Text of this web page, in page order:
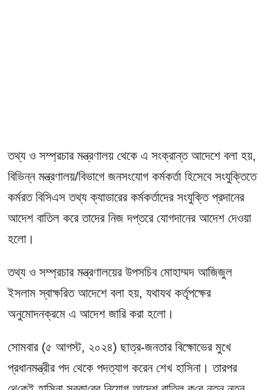
তথ্য ও সম্প্রচার মন্ত্রণালয় থেকে এ সংক্রান্ত আদেশে বলা হয়,
বিভিন্ন মন্ত্রণালয়/বিভাগে জনসংযোগ কর্মকর্তা হিসেবে সংযুক্তিতে
কর্মরত বিসিএস তথ্য ক্যাডারের কর্মকর্তাদের সংযুক্তি প্রদানের
আদেশ বাতিল করে তাদের নিজ দপ্তরে যোগদানের আদেশ দেওয়া
হলো।
তথ্য ও সম্প্রচার মন্ত্রণালয়ের উপসচিব মোহাম্মদ আজিজুল
ইসলাম স্বাক্ষরিত আদেশে বলা হয়, যথাযথ কর্তৃপক্ষের
অনুমোদনক্রমে এ আদেশ জারি করা হলো।
সোমবার (৫ আগস্ট, ২০২৪) ছাত্র-জনতার বিক্ষোভের মুখে
প্রধানমন্ত্রীর পদ থেকে পদত্যাগ করেন শেখ হাসিনা। তারপর